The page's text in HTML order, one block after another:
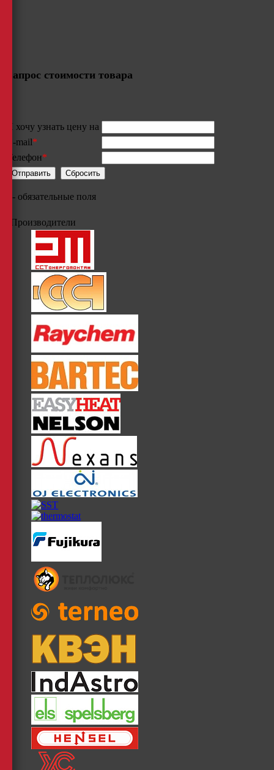
Запрос стоимости товара
Я хочу узнать цену на
E-mail*
Телефон*
- обязательные поля
Производители